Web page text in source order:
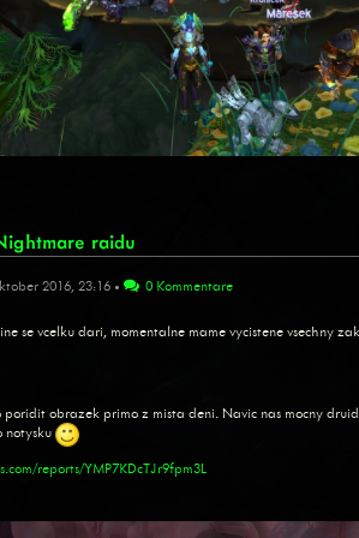
raidu
2016, 23:16 • 0 Kommentare
se vcelku dari, momentalne mame vycistene vsechny
poridit obrazek primo z mista deni. Navic nas mocny
notysku
reports/YMP7KDcTJr9fpm3L